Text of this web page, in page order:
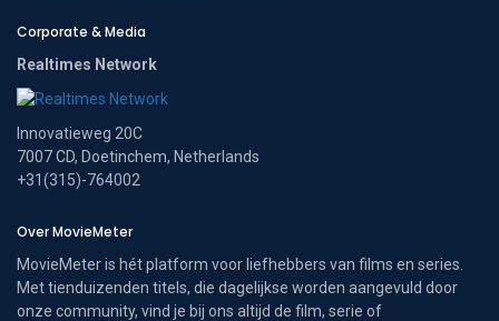
Corporate & Media
Realtimes Network
Innovatieweg 20C
7007 CD, Doetinchem, Netherlands
+31(315)-764002
Over MovieMeter
MovieMeter is hét platform voor liefhebbers van films en series.
Met tienduizenden titels, die dagelijkse worden aangevuld door
onze community, vind je bij ons altijd de film, serie of